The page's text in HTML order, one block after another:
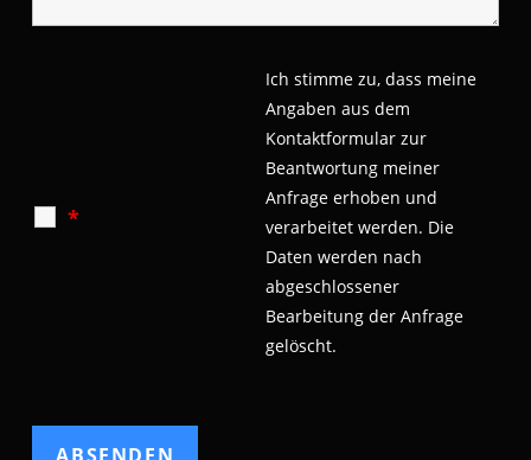
*
Ich stimme zu, dass meine
Angaben aus dem
Kontaktformular zur
Beantwortung meiner
Anfrage erhoben und
verarbeitet werden. Die
Daten werden nach
abgeschlossener
Bearbeitung der Anfrage
gelöscht.